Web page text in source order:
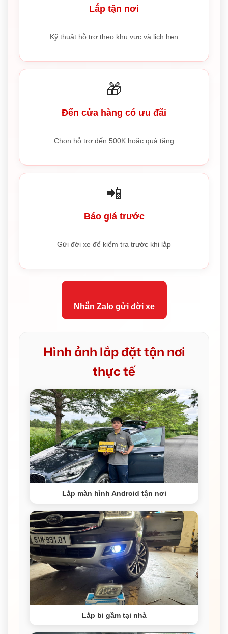
Lắp tận nơi
Kỹ thuật hỗ trợ theo khu vực và lịch hẹn
🎁
Đến cửa hàng có ưu đãi
Chọn hỗ trợ đến 500K hoặc quà tặng
📲
Báo giá trước
Gửi đời xe để kiểm tra trước khi lắp
Nhắn Zalo gửi đời xe
Hình ảnh lắp đặt tận nơi
thực tế
Lắp màn hình Android tận nơi
Lắp bi gầm tại nhà